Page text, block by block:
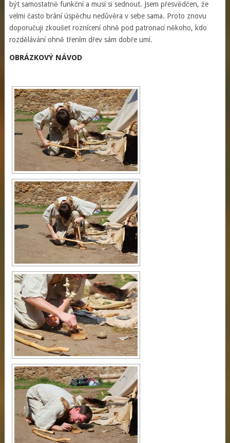
být samostatně funkční a musí si sednout. Jsem přesvědčen, že
velmi často brání úspěchu nedůvěra v sebe sama. Proto znovu
doporučuji zkoušet roznícení ohně pod patronací někoho, kdo
rozdělávání ohně třením dřev sám dobře umí.
OBRÁZKOVÝ NÁVOD